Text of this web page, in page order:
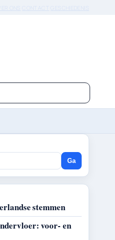
ONS CONTACT
Ga
stemmen
voor- en